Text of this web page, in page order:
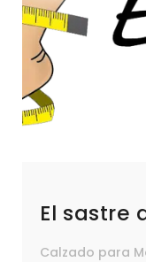
El sastre
Calzado para